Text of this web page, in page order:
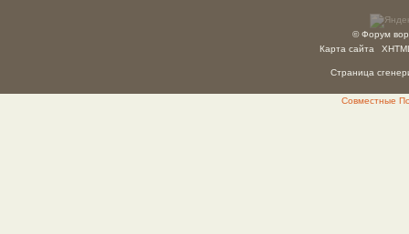
© Форум
Карта сайта
Страница
Совместные